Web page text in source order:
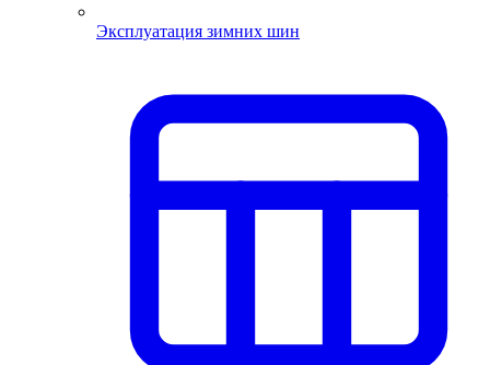
Эксплуатация зимних шин